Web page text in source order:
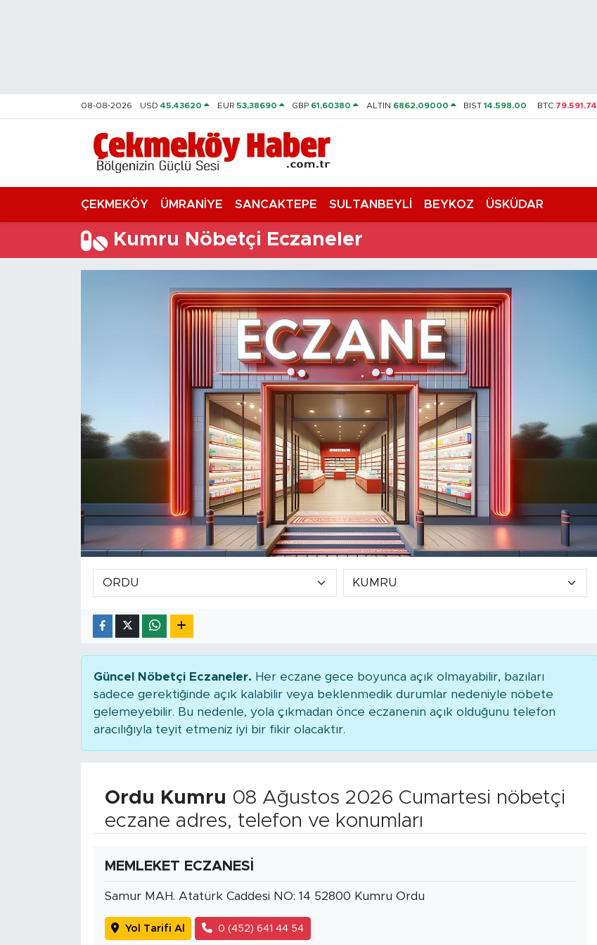
08-08-2026 USD45,43620 EUR 53,38690 GBP 61,60380 ALTIN 6862,09000 BİST14.598,00 BTC 79.591,74
ÇEKMEKÖY ÜMRANİYE SANCAKTEPE SULTANBEYLİ BEYKOZ ÜSKÜDAR
Kumru Nöbetçi Eczaneler
Güncel Nöbetçi Eczaneler. Her eczane gece boyunca açık olmayabilir, bazıları
sadece gerektiğinde açık kalabilir veya beklenmedik durumlar nedeniyle nöbete
gelemeyebilir. Bu nedenle, yola çıkmadan önce eczanenin açık olduğunu telefon
aracılığıyla teyit etmeniz iyi bir fikir olacaktır.
Ordu Kumru 08 Ağustos 2026 Cumartesi nöbetçi
eczane adres, telefon ve konumları
MEMLEKET ECZANESİ
Samur MAH. Atatürk Caddesi NO: 14 52800 Kumru Ordu
Yol Tarifi Al 0 (452) 641 44 54
Trafik Durumu
Süper Lig Puan Durumu ve Fikstür
Tüm Manşetler
Son Dakika Haberleri